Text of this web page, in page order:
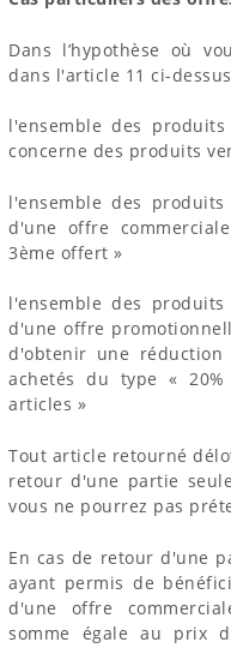
Dans l’hypothèse où
dans l'article 11 ci-
l'ensemble des
concerne des produits
l'ensemble des
d'une offre
3ème offert »
l'ensemble des
d'une offre
d'obtenir une
achetés du type «
articles »
Tout article retourné
retour d'une partie
vous ne pourrez pas
En cas de retour d'une
ayant permis de
d'une offre
somme égale au prix